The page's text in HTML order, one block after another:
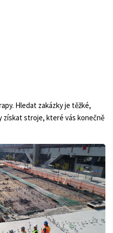
Hledat zakázky je těžké,
získat stroje, které vás konečně